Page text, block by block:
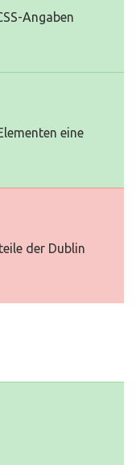
Angaben
eine
der Dublin